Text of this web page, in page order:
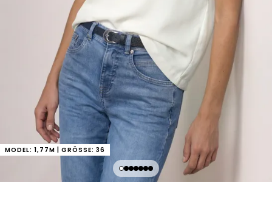
MODEL: 1,77M | GRÖSSE: 36